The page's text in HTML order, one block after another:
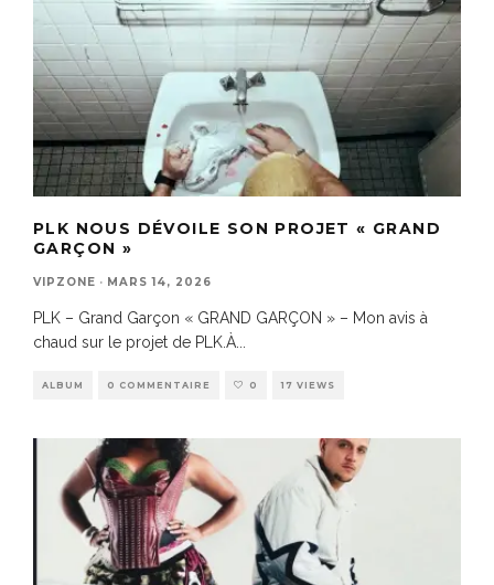
PLK NOUS DÉVOILE SON PROJET « GRAND
GARÇON »
VIPZONE · MARS 14, 2026
PLK – Grand Garçon « GRAND GARÇON » – Mon avis à
chaud sur le projet de PLK.À
ALBUM 0 COMMENTAIRE 0 17 VIEWS